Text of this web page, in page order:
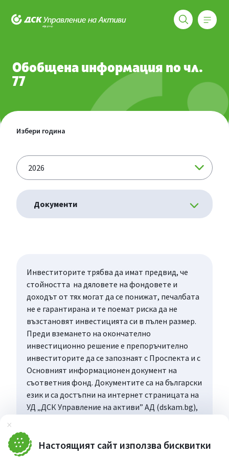
Затвори
Настоящият сайт използва бисквитки
Обобщена информация по чл.
77
Избери година
Документи
Инвеститорите трябва да имат предвид, че
стойността на дяловете на фондовете и
доходът от тях могат да се понижат, печалбата
не е гарантирана и те поемат риска да не
възстановят инвестицията си в пълен размер.
Преди вземането на окончателно
инвестиционно решение е препоръчително
инвеститорите да се запознаят с Проспекта и с
Основният информационен документ на
съответния фонд. Документите са на български
език и са достъпни на интернет страницата на
УД „ДСК Управление на активи” АД (dskam.bg),
Управляващото дружество или в офисите на
„Банка ДСК”, определени за точка на